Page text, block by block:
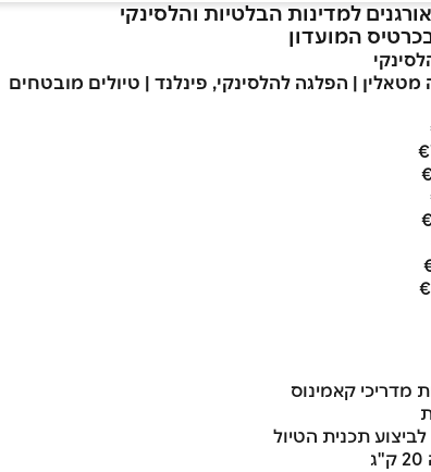
מדריכי קאמינוס
לביצוע תכנית הטיול